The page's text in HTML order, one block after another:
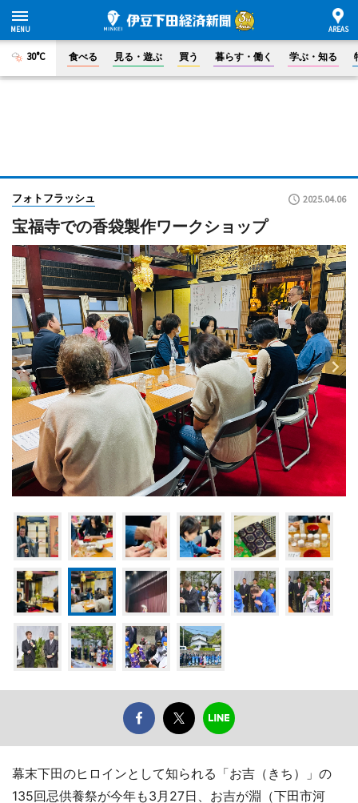
30°C 食べる 見る・遊ぶ 買う 暮らす・働く 学ぶ・知る
フォトフラッシュ 2025.04.06
宝福寺での香袋製作ワークショップ
幕末下田のヒロインとして知られる「お吉（きち）」の
135回忌供養祭が今年も3月27日、お吉が淵（下田市河